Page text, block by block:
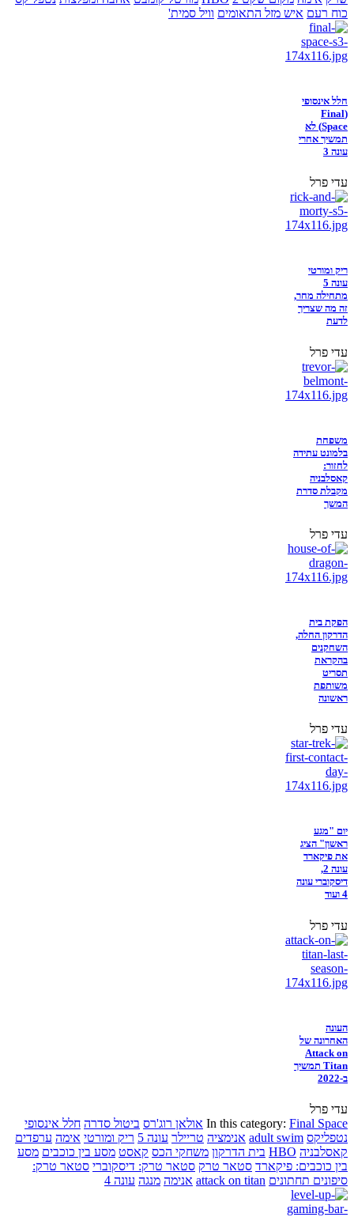
כוח רעם איש מזל התאומים וויל סמית'
חלל אינסופי
(Final
Space) לא
תמשיך אחרי
עונה 3
עדי פרל
ריק ומורטי
עונה 5
מתחילה מחר,
זה מה שצריך
לדעת
עדי פרל
משפחת
בלמונט עתידה
לחזור:
קאסלבניה
מקבלת סדרת
המשך
עדי פרל
הפקת בית
הדרקון החלה,
השחקנים
בהקראת
תסריט
משותפת
ראשונה
עדי פרל
יום "מגע
ראשון" הציג
את פיקארד
עונה 2,
דיסקוברי עונה
4 ועוד
עדי פרל
העונה
האחרונה של
Attack on
Titan תמשיך
ב-2022
עדי פרל
In this category: Final Space אולאן רוג'רס ביטול סדרה חלל אינסופי
נטפליקס adult swim אנימציה טריילר עונה 5 ריק ומורטי אימה ערפדים
קאסלבניה HBO בית הדרקון משחקי הכס קאסט מסע בין כוכבים מסע
בין כוכבים: פיקארד סטאר טרק סטאר טרק: דיסקוברי סטאר טרק:
סיפונים תחתונים attack on titan אנימה מנגה עונה 4